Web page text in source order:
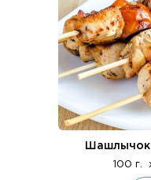
Шашлычок
100 г.